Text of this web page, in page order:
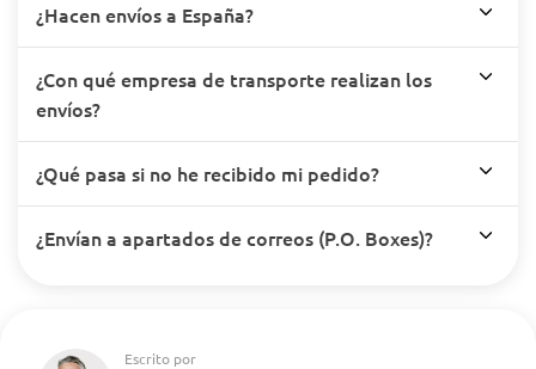
¿Hacen envíos a España?
¿Con qué empresa de transporte realizan los
envíos?
¿Qué pasa si no he recibido mi pedido?
¿Envían a apartados de correos (P.O. Boxes)?
Escrito por